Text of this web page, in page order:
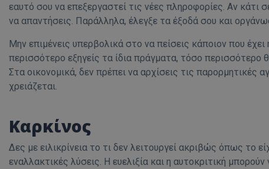
εαυτό σου να επεξεργαστεί τις νέες πληροφορίες. Αν κάτι
να απαντήσεις. Παράλληλα, έλεγξε τα έξοδά σου και
Μην επιμένεις υπερβολικά στο να πείσεις κάποιον που
περισσότερο εξηγείς τα ίδια πράγματα, τόσο περισσότερο
Στα οικονομικά, δεν πρέπει να αρχίσεις τις παρορμητικές
χρειάζεται.
Καρκίνος
Δες με ειλικρίνεια το τι δεν λειτουργεί ακριβώς όπως το
εναλλακτικές λύσεις. Η ευελιξία και η αυτοκριτική